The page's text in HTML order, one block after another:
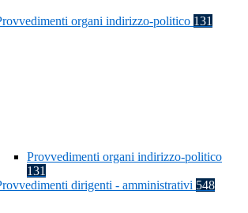
organi indirizzo-politico 131
Provvedimenti organi indirizzo-politico
131
dirigenti - amministrativi 548